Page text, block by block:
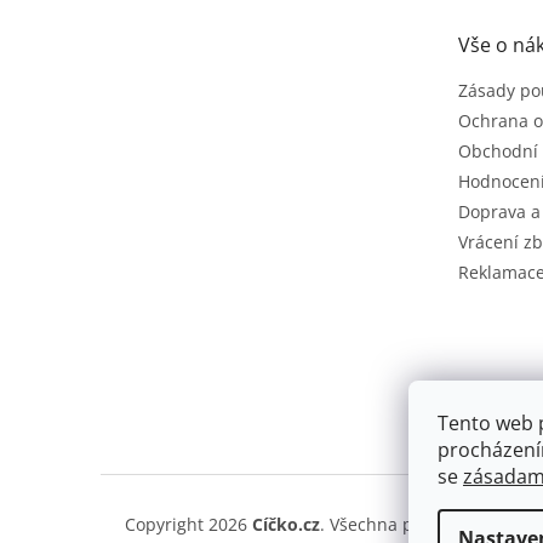
Tento web
se
Vše o
Zásady
Ochrana
Doprava
Vrácení
Reklamace
Copyright 2026 Cíčko.cz. Všechna práva vyhrazena.